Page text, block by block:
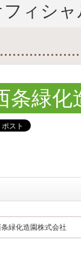
ィシャ
条緑化
緑化造園株式会社